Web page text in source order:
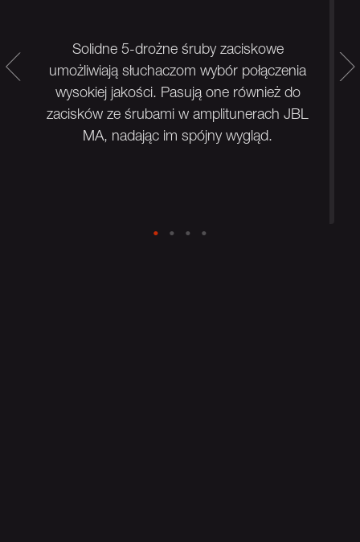
Solidne 5-drożne śruby zaciskowe
umożliwiają słuchaczom wybór połączenia
wysokiej jakości. Pasują one również do
zacisków ze śrubami w amplitunerach JBL
MA, nadając im spójny wygląd.